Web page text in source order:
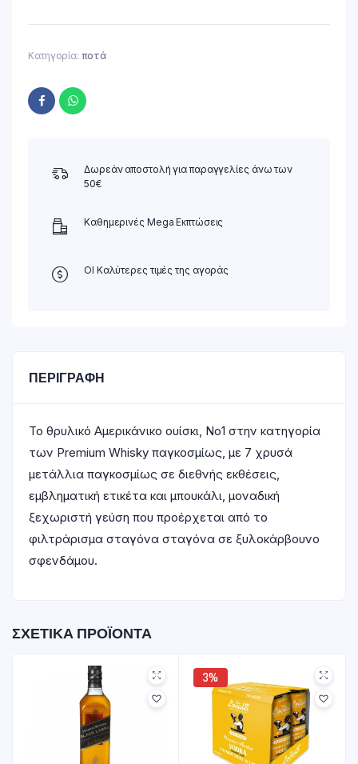
Κατηγορία: ποτά
Δωρεάν αποστολή για παραγγελίες άνω των
50€
Καθημερινές Mega Εκπτώσεις
ΟΙ Καλύτερες τιμές της αγοράς
ΠΕΡΙΓΡΑΦΉ
Το θρυλικό Αμερικάνικο ουίσκι, Νο1 στην κατηγορία
των Premium Whisky παγκοσμίως, με 7 χρυσά
μετάλλια παγκοσμίως σε διεθνής εκθέσεις,
εμβληματική ετικέτα και μπουκάλι, μοναδική
ξεχωριστή γεύση που προέρχεται από το
φιλτράρισμα σταγόνα σταγόνα σε ξυλοκάρβουνο
σφενδάμου.
ΣΧΕΤΙΚΆ ΠΡΟΪΌΝΤΑ
3%